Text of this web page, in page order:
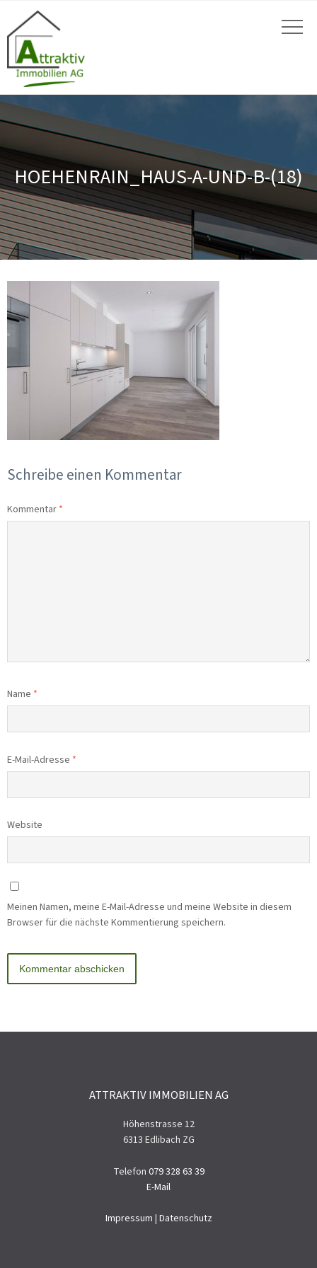
HOEHENRAIN_HAUS-A-UND-B-(18)
Schreibe einen Kommentar
Kommentar *
Name *
E-Mail-Adresse *
Website
Meinen Namen, meine E-Mail-Adresse und meine Website in diesem
Browser für die nächste Kommentierung speichern.
ATTRAKTIV IMMOBILIEN AG
Höhenstrasse 12
6313 Edlibach ZG
Telefon 079 328 63 39
E-Mail
Impressum | Datenschutz